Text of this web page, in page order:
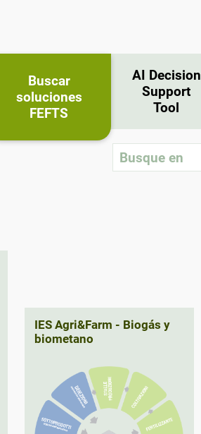
Buscar
soluciones
FEFTS
AI Decision
Support
Tool
IES Agri&Farm - Biogás y
biometano